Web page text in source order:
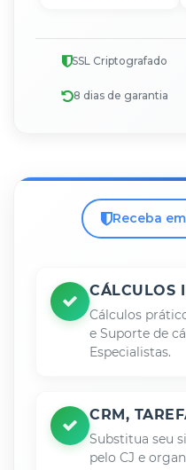
SSL Criptografado
8 dias de garantia
Receba
CÁLCULOS
Cálculos
e Suporte de
Especialistas.
CRM,
Substitua seu
pelo CJ e